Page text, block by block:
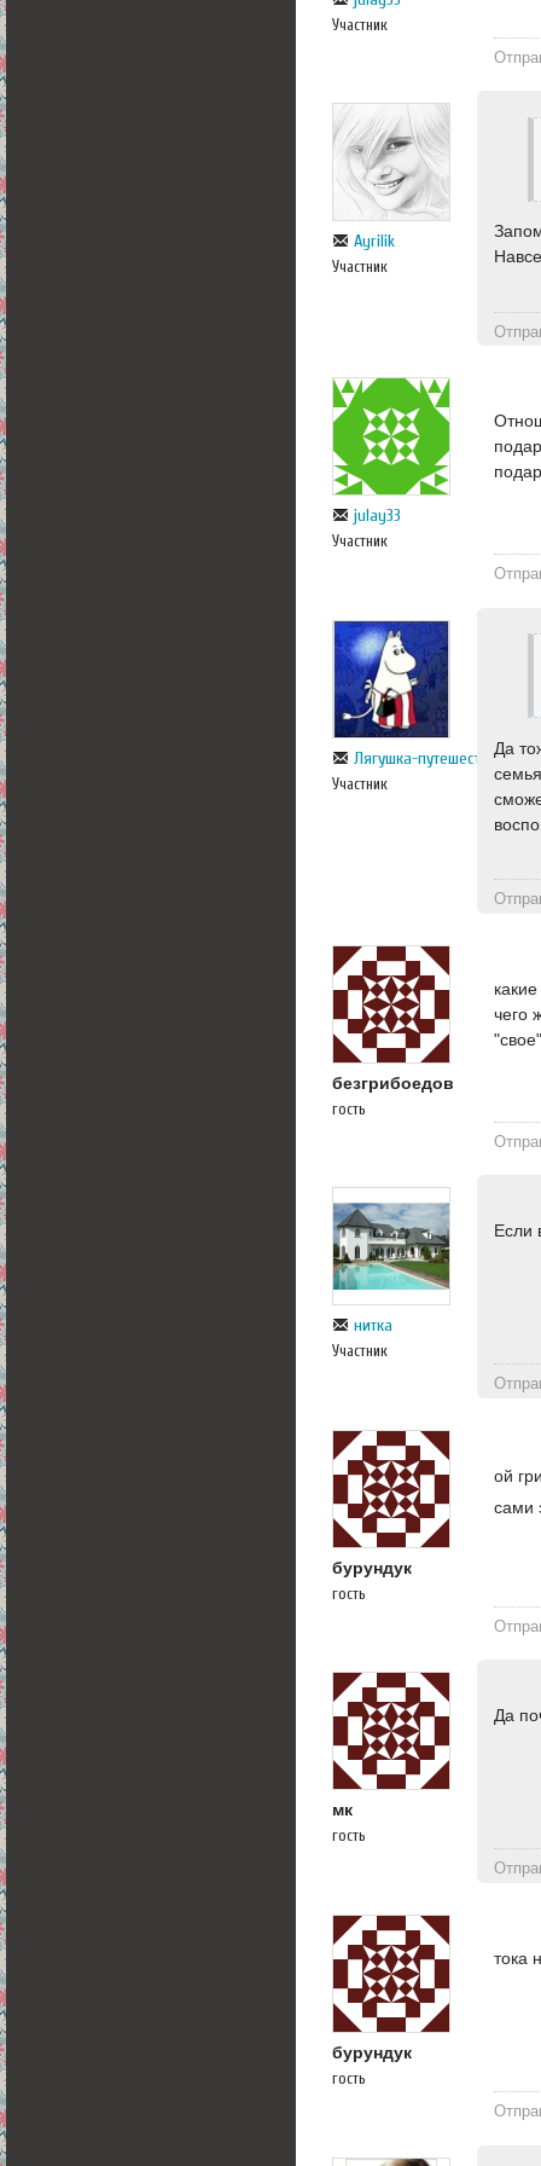
Участник
Ayrilik
Участник
julay33
Участник
Лягушка-путешественница
Участник
Да
безгрибоедов
гость
чего
нитка
Участник
Если
бурундук
гость
ой
сами
мк
гость
Да
бурундук
гость
тока